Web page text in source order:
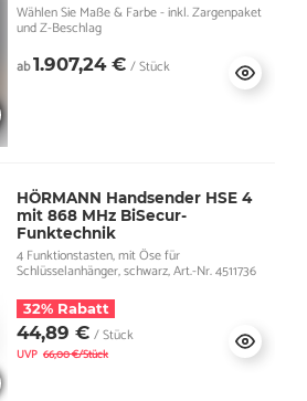
Wählen Sie Maße & Farbe - inkl. Zargenpaket
und Z-Beschlag
ab1.907,24 € / Stück
HÖRMANN Handsender HSE 4
mit 868 MHz BiSecur-
Funktechnik
4 Funktionstasten, mit Öse für
Schlüsselanhänger, schwarz, Art.-Nr. 4511736
32% Rabatt
44,89 € / Stück
UVP 66,00 €/Stück